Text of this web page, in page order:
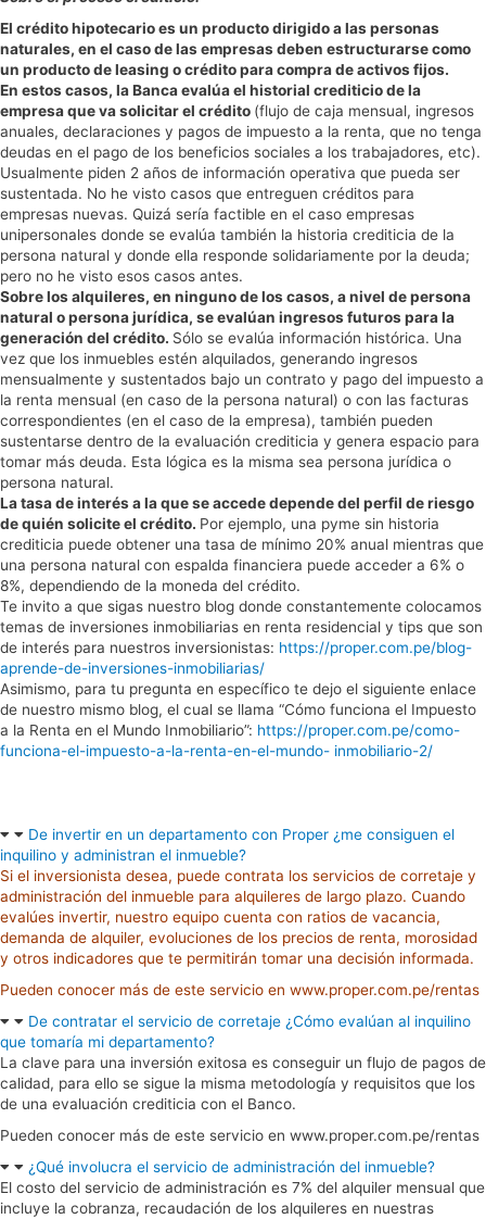
El crédito hipotecario es un producto dirigido a las personas
naturales, en el caso de las empresas deben estructurarse como
un producto de leasing o crédito para compra de activos fijos.
En estos casos, la Banca evalúa el historial crediticio de la
empresa que va solicitar el crédito (flujo de caja mensual, ingresos
anuales, declaraciones y pagos de impuesto a la renta, que no tenga
deudas en el pago de los beneficios sociales a los trabajadores, etc).
Usualmente piden 2 años de información operativa que pueda ser
sustentada. No he visto casos que entreguen créditos para
empresas nuevas. Quizá sería factible en el caso empresas
unipersonales donde se evalúa también la historia crediticia de la
persona natural y donde ella responde solidariamente por la deuda;
pero no he visto esos casos antes.
Sobre los alquileres, en ninguno de los casos, a nivel de persona
natural o persona jurídica, se evalúan ingresos futuros para la
generación del crédito. Sólo se evalúa información histórica. Una
vez que los inmuebles estén alquilados, generando ingresos
mensualmente y sustentados bajo un contrato y pago del impuesto a
la renta mensual (en caso de la persona natural) o con las facturas
correspondientes (en el caso de la empresa), también pueden
sustentarse dentro de la evaluación crediticia y genera espacio para
tomar más deuda. Esta lógica es la misma sea persona jurídica o
persona natural.
La tasa de interés a la que se accede depende del perfil de riesgo
de quién solicite el crédito. Por ejemplo, una pyme sin historia
crediticia puede obtener una tasa de mínimo 20% anual mientras que
una persona natural con espalda financiera puede acceder a 6% o
8%, dependiendo de la moneda del crédito.
Te invito a que sigas nuestro blog donde constantemente colocamos
temas de inversiones inmobiliarias en renta residencial y tips que son
de interés para nuestros inversionistas: https://proper.com.pe/blog-
aprende-de-inversiones-inmobiliarias/
Asimismo, para tu pregunta en específico te dejo el siguiente enlace
de nuestro mismo blog, el cual se llama “Cómo funciona el Impuesto
a la Renta en el Mundo Inmobiliario”: https://proper.com.pe/como-
funciona-el-impuesto-a-la-renta-en-el-mundo- inmobiliario-2/
De invertir en un departamento con Proper ¿me consiguen el
inquilino y administran el inmueble?
Si el inversionista desea, puede contrata los servicios de corretaje y
administración del inmueble para alquileres de largo plazo. Cuando
evalúes invertir, nuestro equipo cuenta con ratios de vacancia,
demanda de alquiler, evoluciones de los precios de renta, morosidad
y otros indicadores que te permitirán tomar una decisión informada.
Pueden conocer más de este servicio en www.proper.com.pe/rentas
De contratar el servicio de corretaje ¿Cómo evalúan al inquilino
que tomaría mi departamento?
La clave para una inversión exitosa es conseguir un flujo de pagos de
calidad, para ello se sigue la misma metodología y requisitos que los
de una evaluación crediticia con el Banco.
Pueden conocer más de este servicio en www.proper.com.pe/rentas
¿Qué involucra el servicio de administración del inmueble?
El costo del servicio de administración es 7% del alquiler mensual que
incluye la cobranza, recaudación de los alquileres en nuestras